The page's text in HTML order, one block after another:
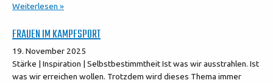
Weiterlesen »
FRAUEN IM KAMPFSPORT
19. November 2025
Stärke | Inspiration | Selbstbestimmtheit Ist was wir ausstrahlen. Ist
was wir erreichen wollen. Trotzdem wird dieses Thema immer